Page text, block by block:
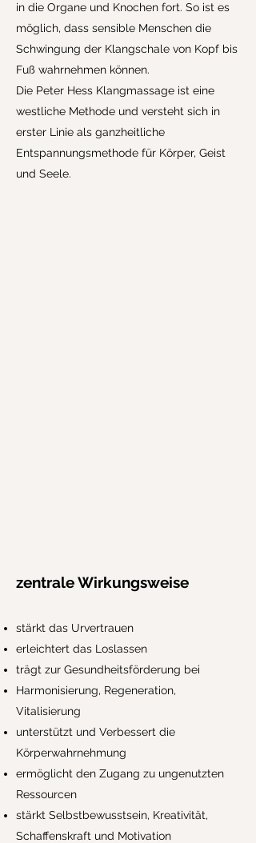
in die Organe und Knochen fort. So ist es
möglich, dass sensible Menschen die
Schwingung der Klangschale von Kopf bis
Fuß wahrnehmen können.
Die Peter Hess Klangmassage ist eine
westliche Methode und versteht sich in
erster Linie als ganzheitliche
Entspannungsmethode für Körper, Geist
und Seele.
zentrale Wirkungsweise
stärkt das Urvertrauen
erleichtert das Loslassen
trägt zur Gesundheitsförderung bei
Harmonisierung, Regeneration,
Vitalisierung
unterstützt und Verbessert die
Körperwahrnehmung
ermöglicht den Zugang zu ungenutzten
Ressourcen
stärkt Selbstbewusstsein, Kreativität,
Schaffenskraft und Motivation